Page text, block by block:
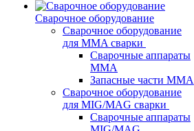
Сварочное оборудование
Сварочное оборудование
для MMA сварки
Сварочные аппараты
MMA
Запасные части MMA
Сварочное оборудование
для MIG/MAG сварки
Сварочные аппараты